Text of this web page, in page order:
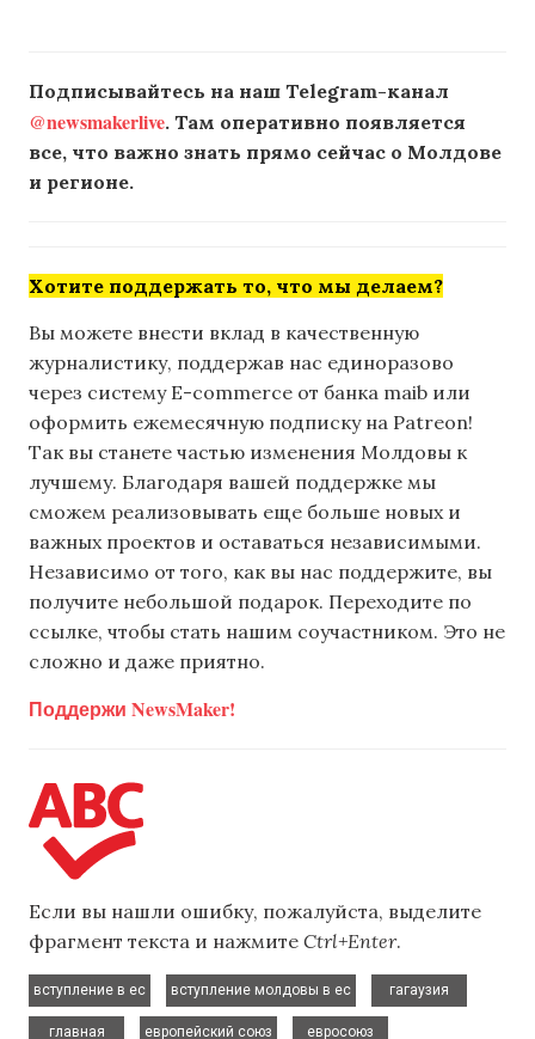
Подписывайтесь на наш Telegram-канал
@newsmakerlive. Там оперативно появляется
все, что важно знать прямо сейчас о Молдове
и регионе.
Хотите поддержать то, что мы делаем?
Вы можете внести вклад в качественную
журналистику, поддержав нас единоразово
через систему E-commerce от банка maib или
оформить ежемесячную подписку на Patreon!
Так вы станете частью изменения Молдовы к
лучшему. Благодаря вашей поддержке мы
сможем реализовывать еще больше новых и
важных проектов и оставаться независимыми.
Независимо от того, как вы нас поддержите, вы
получите небольшой подарок. Переходите по
ссылке, чтобы стать нашим соучастником. Это не
сложно и даже приятно.
Поддержи NewsMaker!
Если вы нашли ошибку, пожалуйста, выделите
фрагмент текста и нажмите Ctrl+Enter.
вступление в ес
вступление молдовы в ес
гагаузия
главная
европейский союз
евросоюз